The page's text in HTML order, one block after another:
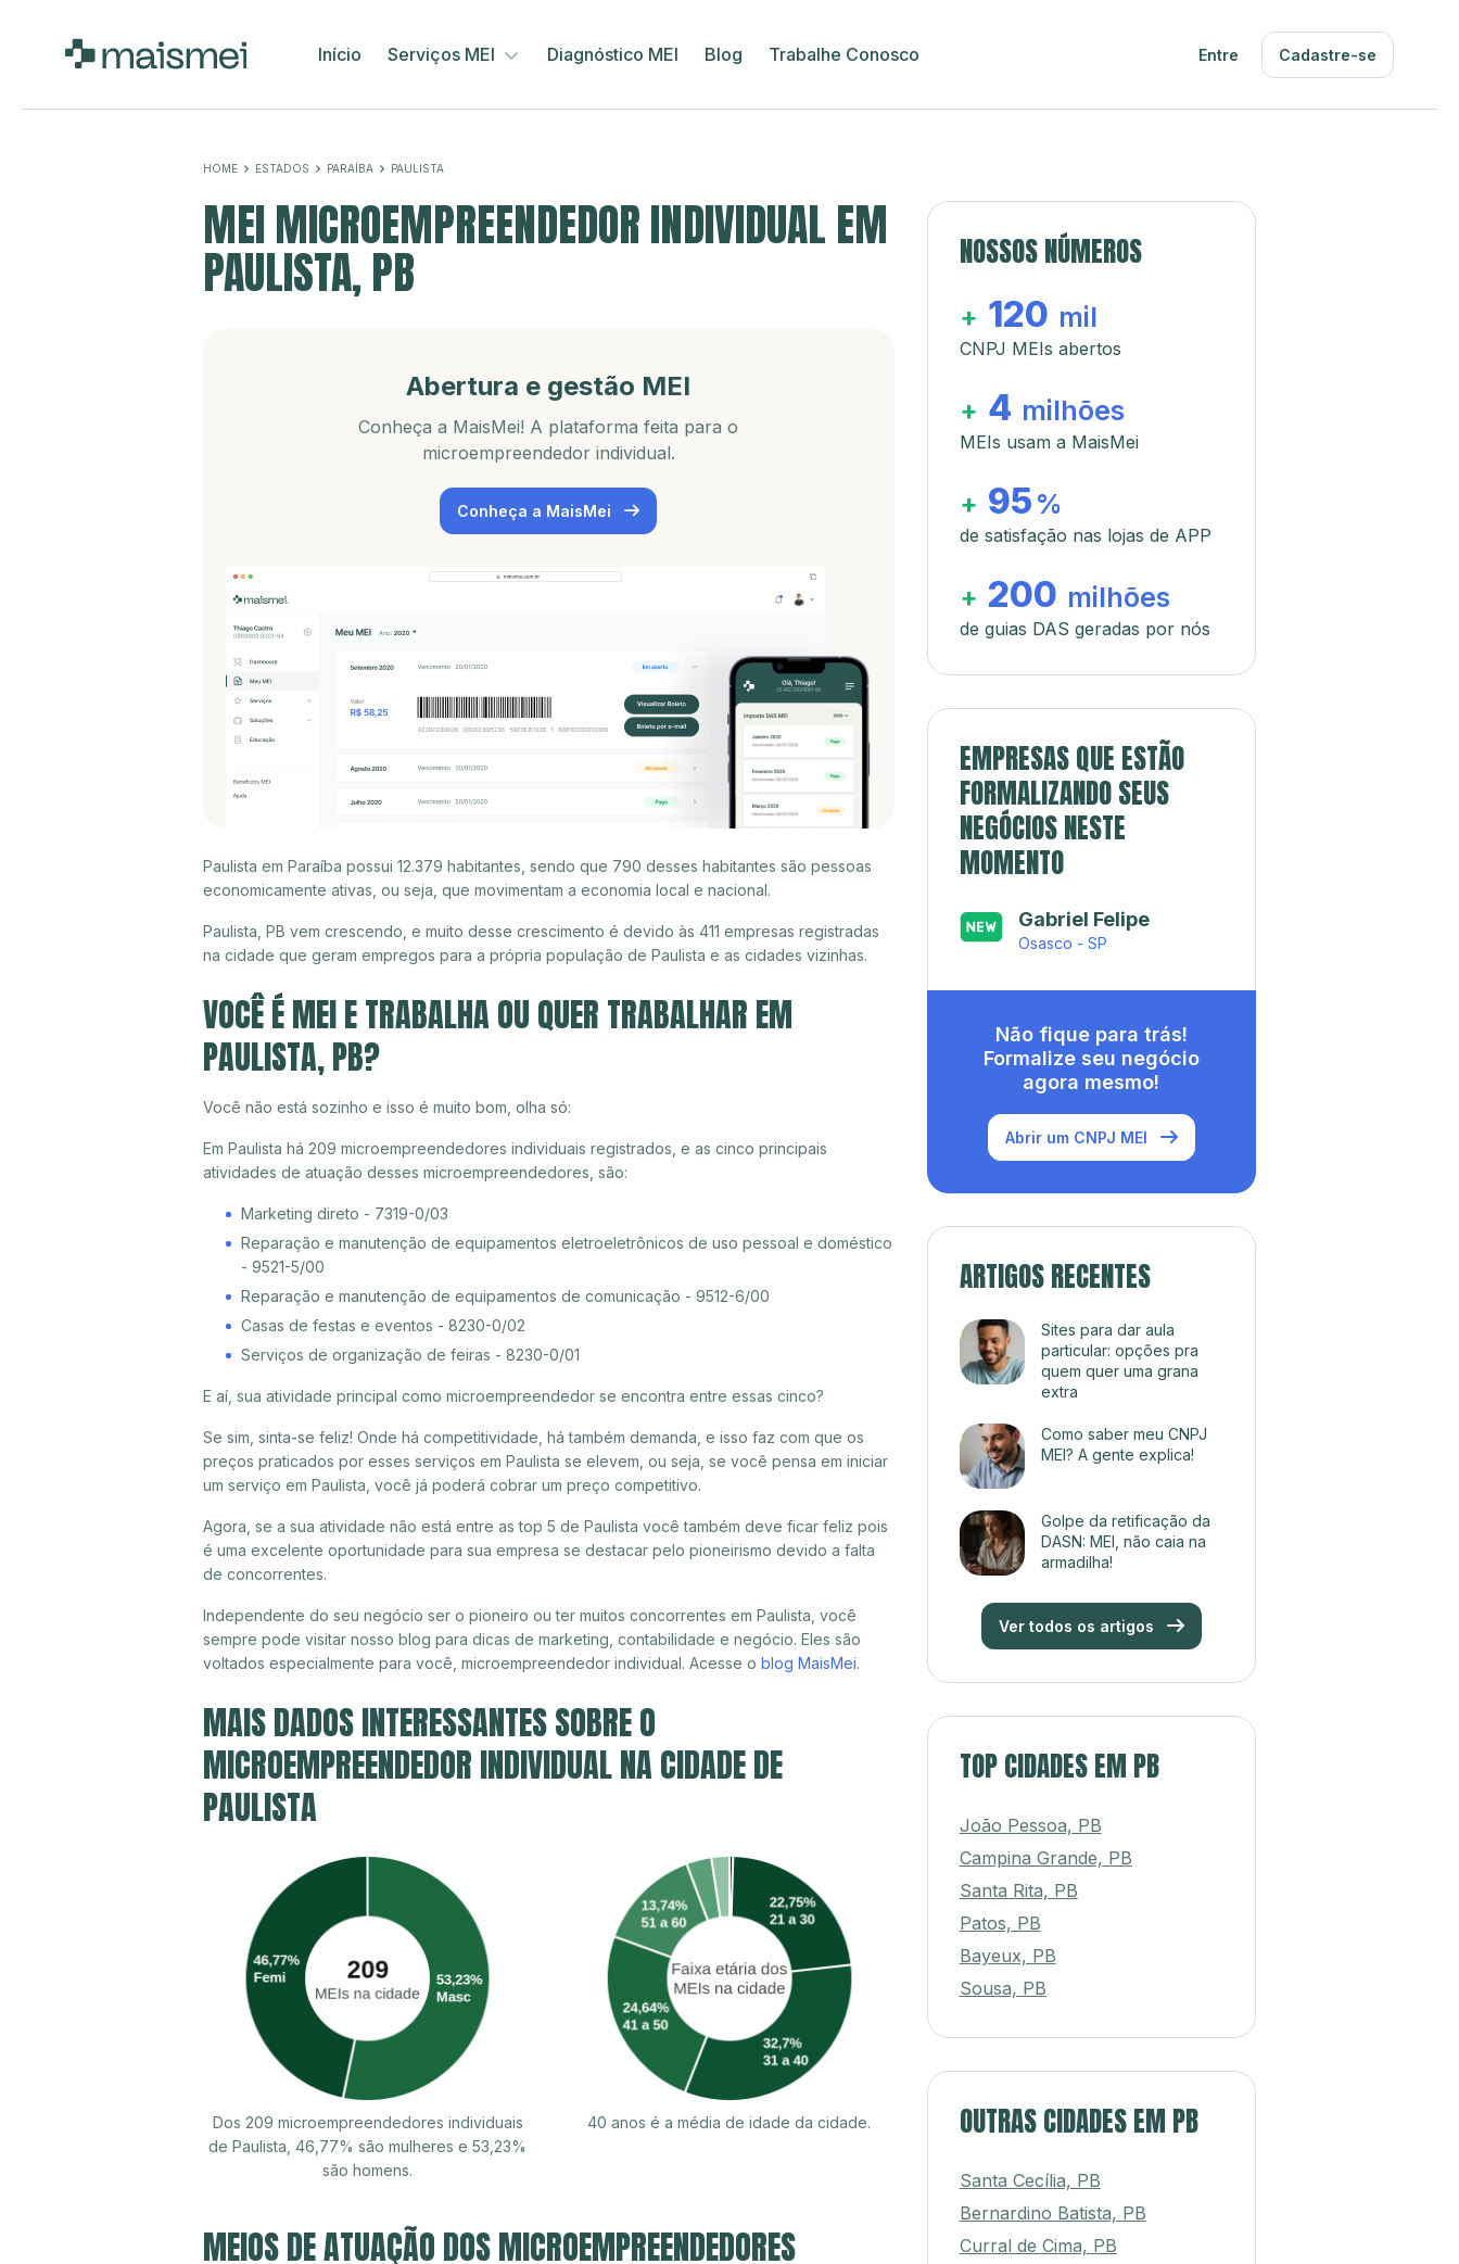
Início Serviços MEI Diagnóstico MEI Blog Trabalhe Conosco Entre Cadastre-se
HOME ESTADOS PARAÍBA PAULISTA
MEI MICROEMPREENDEDOR INDIVIDUAL EM
PAULISTA, PB
Abertura e gestão MEI
Conheça a MaisMei! A plataforma feita para o
microempreendedor individual.
Conheça a MaisMei
Paulista em Paraíba possui 12.379 habitantes, sendo que 790 desses habitantes são pessoas
economicamente ativas, ou seja, que movimentam a economia local e nacional.
Paulista, PB vem crescendo, e muito desse crescimento é devido às 411 empresas registradas
na cidade que geram empregos para a própria população de Paulista e as cidades vizinhas.
VOCÊ É MEI E TRABALHA OU QUER TRABALHAR EM
PAULISTA, PB?
Você não está sozinho e isso é muito bom, olha só:
Em Paulista há 209 microempreendedores individuais registrados, e as cinco principais
atividades de atuação desses microempreendedores, são:
Marketing direto - 7319-0/03
Reparação e manutenção de equipamentos eletroeletrônicos de uso pessoal e doméstico
- 9521-5/00
Reparação e manutenção de equipamentos de comunicação - 9512-6/00
Casas de festas e eventos - 8230-0/02
Serviços de organização de feiras - 8230-0/01
E aí, sua atividade principal como microempreendedor se encontra entre essas cinco?
Se sim, sinta-se feliz! Onde há competitividade, há também demanda, e isso faz com que os
preços praticados por esses serviços em Paulista se elevem, ou seja, se você pensa em iniciar
um serviço em Paulista, você já poderá cobrar um preço competitivo.
Agora, se a sua atividade não está entre as top 5 de Paulista você também deve ficar feliz pois
é uma excelente oportunidade para sua empresa se destacar pelo pioneirismo devido a falta
de concorrentes.
Independente do seu negócio ser o pioneiro ou ter muitos concorrentes em Paulista, você
sempre pode visitar nosso blog para dicas de marketing, contabilidade e negócio. Eles são
voltados especialmente para você, microempreendedor individual. Acesse o blog MaisMei.
MAIS DADOS INTERESSANTES SOBRE O
MICROEMPREENDEDOR INDIVIDUAL NA CIDADE DE
PAULISTA
Dos 209 microempreendedores individuais
de Paulista, 46,77% são mulheres e 53,23%
são homens.
40 anos é a média de idade da cidade.
MEIOS DE ATUAÇÃO DOS MICROEMPREENDEDORES
NOSSOS NÚMEROS
+ 120 mil
CNPJ MEIs abertos
+ 4 milhões
MEIs usam a MaisMei
+ 95 %
de satisfação nas lojas de APP
+ 200 milhões
de guias DAS geradas por nós
EMPRESAS QUE ESTÃO
FORMALIZANDO SEUS
NEGÓCIOS NESTE
MOMENTO
Gabriel Felipe
Osasco - SP
Não fique para trás!
Formalize seu negócio
agora mesmo!
Abrir um CNPJ MEI
ARTIGOS RECENTES
Sites para dar aula
particular: opções pra
quem quer uma grana
extra
Como saber meu CNPJ
MEI? A gente explica!
Golpe da retificação da
DASN: MEI, não caia na
armadilha!
Ver todos os artigos
TOP CIDADES EM PB
João Pessoa, PB
Campina Grande, PB
Santa Rita, PB
Patos, PB
Bayeux, PB
Sousa, PB
OUTRAS CIDADES EM PB
Santa Cecília, PB
Bernardino Batista, PB
Curral de Cima, PB